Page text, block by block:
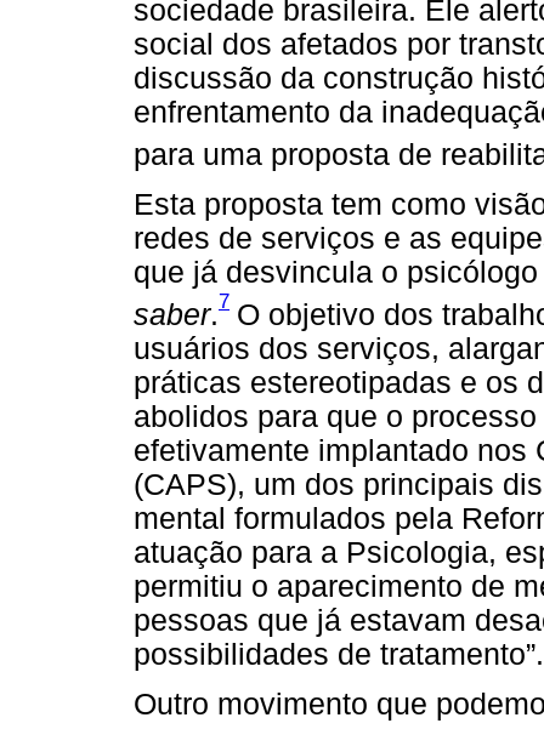
sociedade brasileira. Ele
social dos afetados por
discussão da construção
enfrentamento da
para uma proposta de
Esta proposta tem como
redes de serviços e as
que já desvincula o
saber.7 O objetivo dos
usuários dos serviços,
práticas estereotipadas e os
abolidos para que o
efetivamente implantado nos
(CAPS), um dos principais
mental formulados pela
atuação para a Psicologia,
permitiu o aparecimento de
pessoas que já estavam
possibilidades de tratamento”.
Outro movimento que